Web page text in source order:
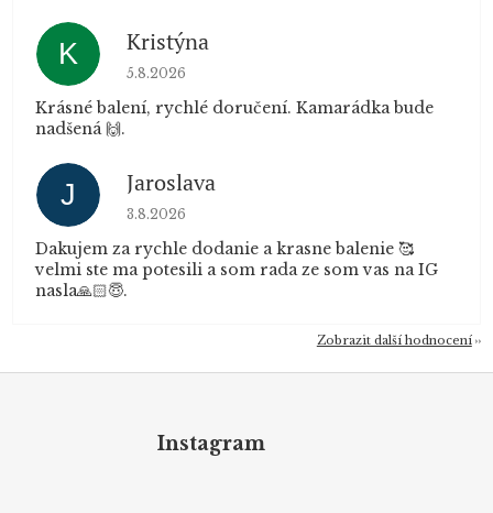
K Kristýna
Hodnocení obchodu je 5 z 5 hvězdiček.
5.8.2026
Krásné balení, rychlé doručení. Kamarádka bude
nadšená 🙌.
J Jaroslava
Hodnocení obchodu je 5 z 5 hvězdiček.
3.8.2026
Dakujem za rychle dodanie a krasne balenie 🥰
velmi ste ma potesili a som rada ze som vas na IG
nasla🙏🏻😇.
Zobrazit další hodnocení
Instagram